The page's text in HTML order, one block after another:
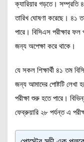
ক্যারিয়ার গড়তে। সম্প্রতি
তারিখ ঘোষণা করেছে। ৪১
পারে। বিসিএস পরীক্ষার ফল
জন্য অপেক্ষা করে থাকে।
যে সকল শিক্ষার্থী ৪১ তম
জন্য আমাদের পোষ্টটি লেখা
পরীক্ষা শুরু হতে পারে।
ফেব্রুয়ারি ২৮ পর্যন্ত এ